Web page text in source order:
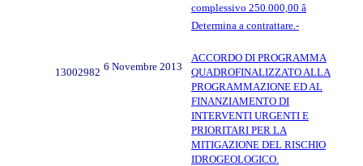
complessivo 250.000,00 â
Determina a contrattare.-
13002982 6 Novembre 2013
ACCORDO DI PROGRAMMA
QUADROFINALIZZATO ALLA
PROGRAMMAZIONE ED AL
FINANZIAMENTO DI
INTERVENTI URGENTI E
PRIORITARI PER LA
MITIGAZIONE DEL RISCHIO
IDROGEOLOGICO.